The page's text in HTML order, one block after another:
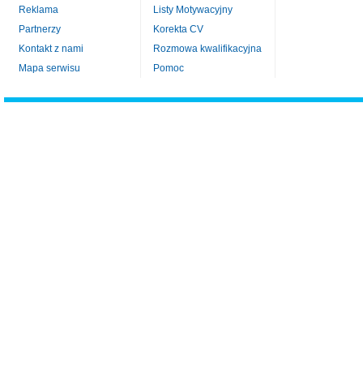
Reklama
Partnerzy
Kontakt z nami
Mapa serwisu
Listy Motywacyjny
Korekta CV
Rozmowa kwalifikacyjna
Pomoc